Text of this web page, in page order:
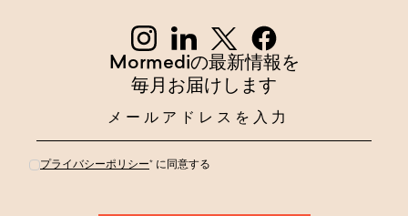
Mormediの最新情報を
毎月お届けします
プライバシーポリシー* に同意する